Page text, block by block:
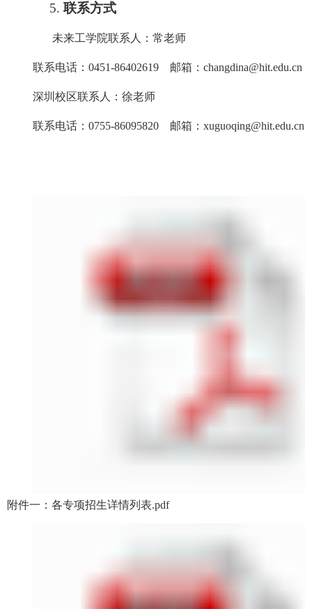
5. 联系方式
未来工学院联系人：常老师
联系电话： 0451-86402619 邮箱： changdina@hit.edu.cn
深圳校区联系人：徐老师
联系电话： 0755-86095820 邮箱： xuguoqing@hit.edu.cn
附件一：各专项招生详情列表.pdf